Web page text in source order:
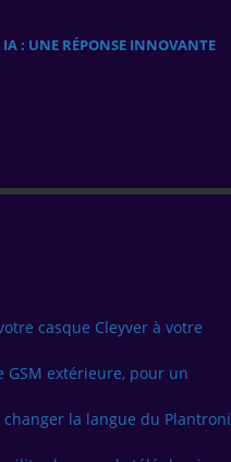
IA : UNE RÉPONSE INNOVANTE
casque Cleyver à votre
GSM extérieure, pour un
changer la langue du